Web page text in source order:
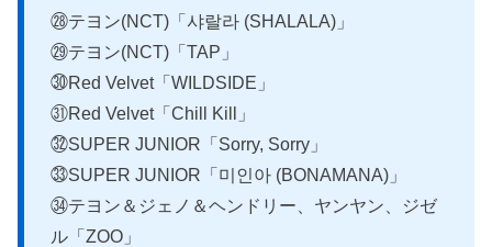
㉘テヨン(NCT)「샤랄라 (SHALALA)」
㉙テヨン(NCT)「TAP」
㉚Red Velvet「WILDSIDE」
㉛Red Velvet「Chill Kill」
㉜SUPER JUNIOR「Sorry, Sorry」
㉝SUPER JUNIOR「미인아 (BONAMANA)」
㉞テヨン＆ジェノ＆ヘンドリー、ヤンヤン、ジゼ
ル「ZOO」